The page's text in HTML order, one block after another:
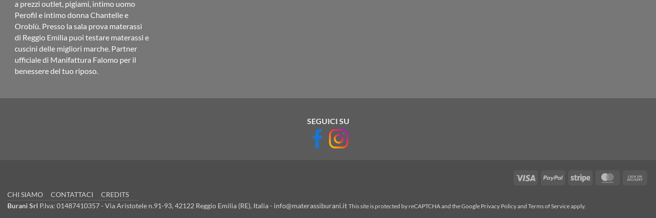
a prezzi outlet, pigiami, intimo uomo
Perofil e intimo donna Chantelle e
Oroblù. Presso la sala prova materassi
di Reggio Emilia puoi testare materassi e
cuscini delle migliori marche. Partner
ufficiale di Manifattura Falomo per il
benessere del tuo riposo.
SEGUICI SU
Visa PayPal Stripe MasterCard
CHI SIAMO CONTATTACI
CREDITS
Burani Srl P.Iva: 01487410357 - Via Aristotele n.91-93, 42122 Reggio Emilia (RE), Italia - info@materassiburani.it This site is protected by reCAPTCHA and the Google Privacy Policyand Terms of Serviceapply.